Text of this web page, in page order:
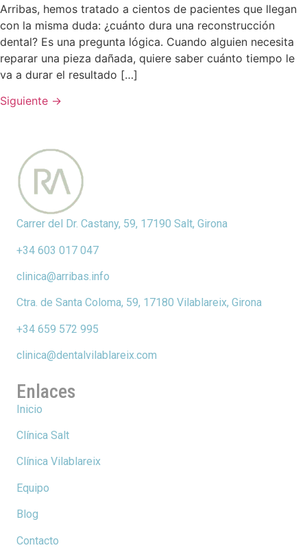
Arribas, hemos tratado a cientos de pacientes que llegan
con la misma duda: ¿cuánto dura una reconstrucción
dental? Es una pregunta lógica. Cuando alguien necesita
reparar una pieza dañada, quiere saber cuánto tiempo le
va a durar el resultado […]
Siguiente →
Carrer del Dr. Castany, 59, 17190 Salt, Girona
+34 603 017 047
clinica@arribas.info
Ctra. de Santa Coloma, 59, 17180 Vilablareix, Girona
+34 659 572 995
clinica@dentalvilablareix.com
Enlaces
Inicio
Clínica Salt
Clínica Vilablareix
Equipo
Blog
Contacto